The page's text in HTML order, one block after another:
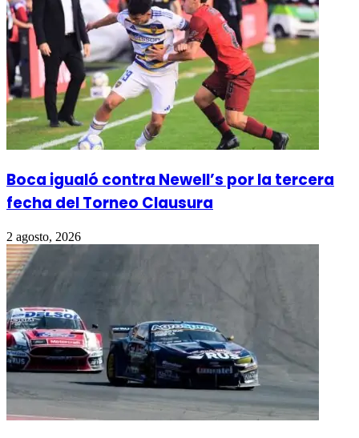
Boca igualó contra Newell’s por la tercera
fecha del Torneo Clausura
2 agosto, 2026